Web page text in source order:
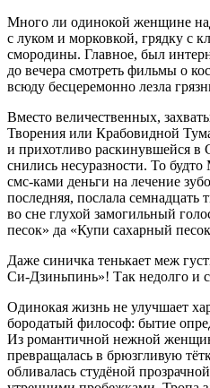
Много ли одинокой женщине
с луком и морковкой, грядку с
смородины. Главное, был
до вечера смотреть фильмы о
всюду бесцеремонно лезла
Вместо величественных,
Творения или Крабовидной
и прихотливо раскинувшейся
снились несуразности. То будто
смс-ками деньги на лечение
последняя, послала
во сне глухой замогильный
песок» да «Купи сахарный
Даже синичка тенькает меж
Си-Дзиньпинь»! Так недолго и
Одинокая жизнь не улучшает
бородатый философ: бытие
Из романтичной нежной
превращалась в брюзгливую
обливалась студёной